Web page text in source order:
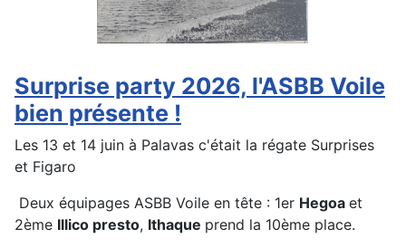
Surprise party 2026, l'ASBB Voile
bien présente !
Les 13 et 14 juin à Palavas c'était la régate Surprises
et Figaro
Deux équipages ASBB Voile en tête : 1er Hegoa et
2ème Illico presto, Ithaque prend la 10ème place.